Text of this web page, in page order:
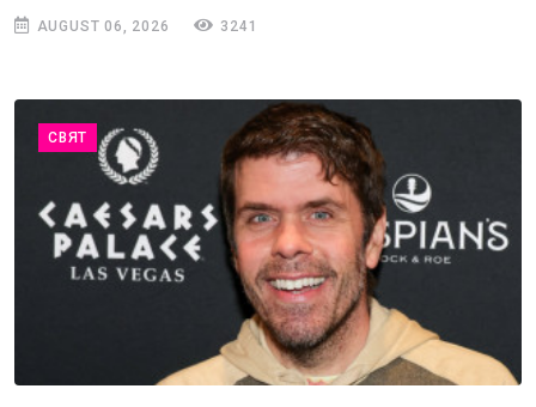
AUGUST 06, 2026 3241
СВЯТ